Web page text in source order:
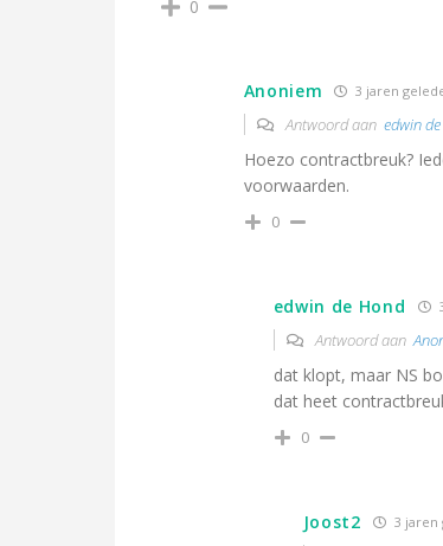
0
Anoniem 3 jaren
Antwoord aan edwin
Hoezo contractbreuk?
voorwaarden.
0
edwin de Hond
Antwoord aan
dat klopt, maar NS
dat heet
0
Joost2 3 jaren